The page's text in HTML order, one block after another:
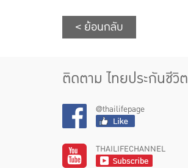
< ย้อนกลับ
ติดตาม ไทยประกันชีวิต
@thailifepage
THAILIFECHANNEL